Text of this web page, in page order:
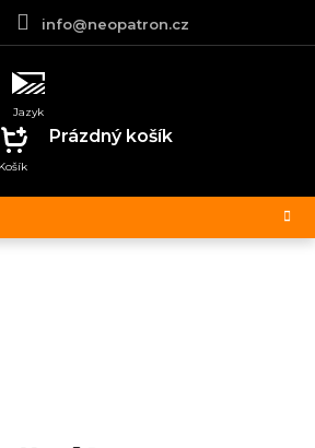
info@neopatron.cz
NÁKUPNÍ
KOŠÍK
Prázdný košík